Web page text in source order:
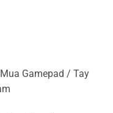
Gamepad / Tay